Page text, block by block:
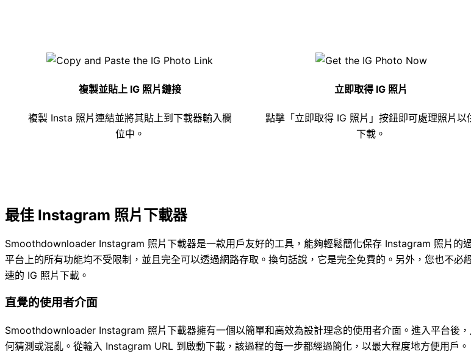
複製並貼上 IG 照片鏈接
複製 Insta 照片連結並將其貼上到下載器輸入欄
位中。
立即取得 IG 照片
點擊「立即取得 IG 照片」按鈕即可處理照片以
下載。
最佳 Instagram 照片下載器
Smoothdownloader Instagram 照片下載器是一款用戶友好的工具，能夠輕鬆簡化保存 Instagram 照片的
平台上的所有功能均不受限制，並且完全可以透過網路存取。換句話說，它是完全免費的。另外，您也不
速的 IG 照片下載。
直覺的使用者介面
Smoothdownloader Instagram 照片下載器擁有一個以簡單和高效為設計理念的使用者介面。進入平台後
何猜測或混亂。從輸入 Instagram URL 到啟動下載，該過程的每一步都經過簡化，以最大程度地方便用戶。